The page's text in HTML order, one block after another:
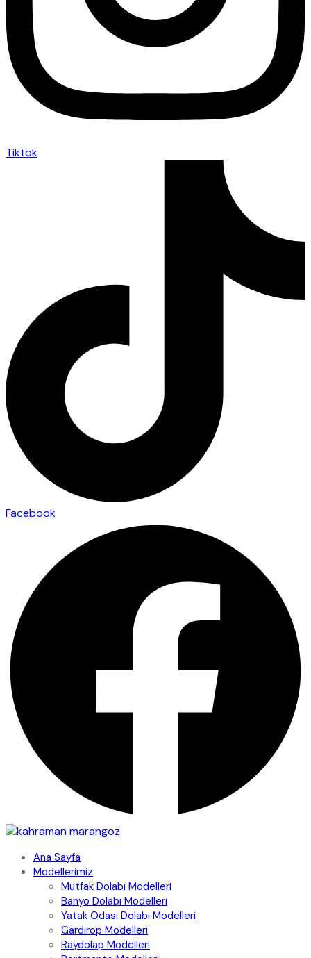
Tiktok
Facebook
Ana Sayfa
Modellerimiz
Mutfak Dolabı Modelleri
Banyo Dolabı Modelleri
Yatak Odası Dolabı Modelleri
Gardırop Modelleri
Raydolap Modelleri